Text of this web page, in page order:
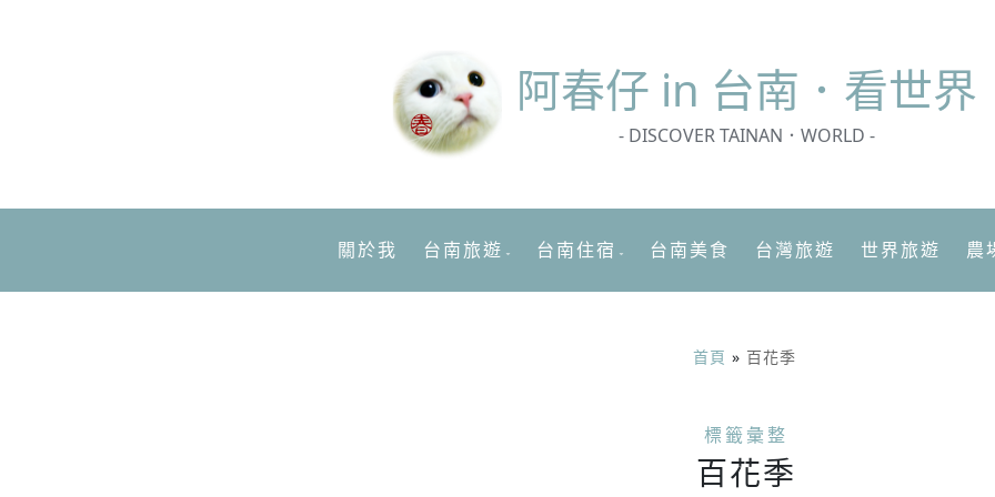
阿春仔 in 台南．看世界
- DISCOVER TAINAN．WORLD -
關於我 台南旅遊 台南住宿 台南美食 台灣旅遊 世界旅遊 農
首頁 » 百花季
標籤彙整
百花季